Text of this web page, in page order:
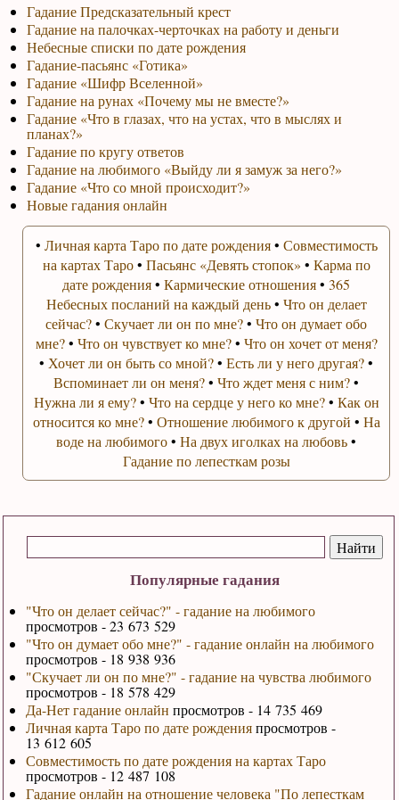
Популярные гадания
"Что он делает сейчас?" - гадание на любимого
просмотров - 23 673 529
"Что он думает обо мне?" - гадание онлайн на любимого
просмотров - 18 938 936
"Скучает ли он по мне?" - гадание на чувства любимого
просмотров - 18 578 429
Да-Нет гадание онлайн просмотров - 14 735 469
Личная карта Таро по дате рожденияпросмотров -
13 612 605
Совместимость по дате рождения на картах Таро
просмотров - 12 487 108
Гадание онлайн на отношение человека "По лепесткам
Гадание Предсказательный крест
Гадание на палочках-черточках на работу и деньги
Небесные списки по дате рождения
Гадание-пасьянс «Готика»
Гадание «Шифр Вселенной»
Гадание на рунах «Почему мы не вместе?»
Гадание «Что в глазах, что на устах, что в мыслях и
планах?»
Гадание по кругу ответов
Гадание на любимого «Выйду ли я замуж за него?»
Гадание «Что со мной происходит?»
Новые гадания онлайн
• Личная карта Таро по дате рождения• Совместимость
на картах Таро• Пасьянс «Девять стопок» • Карма по
дате рождения•Кармические отношения•365
Небесных посланий на каждый день• Что он делает
сейчас?•Скучает ли он по мне?•Что он думает обо
мне?• Что он чувствует ко мне?• Что он хочет от меня?
• Хочет ли он быть со мной?•Есть ли у него другая?•
Вспоминает ли он меня?•Что ждет меня с ним?•
Нужна ли я ему?• Что на сердце у него ко мне?• Как он
относится ко мне?• Отношение любимого к другой • На
воде на любимого•На двух иголках на любовь•
Гадание по лепесткам розы